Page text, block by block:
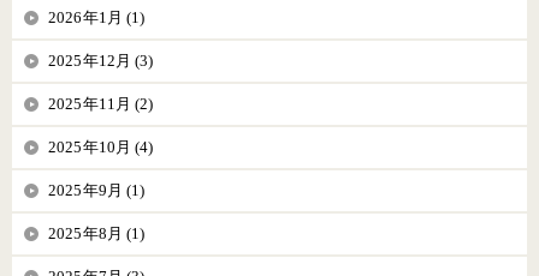
2026年1月 (1)
2025年12月 (3)
2025年11月 (2)
2025年10月 (4)
2025年9月 (1)
2025年8月 (1)